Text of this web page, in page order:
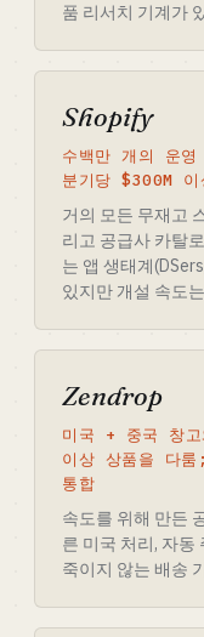
품 리서치 기계가
Shopify
수백만 개의 운
분기당 $300M
거의 모든 무재고
리고 공급사 카탈
는 앱 생태계
있지만 개설 속도
Zendrop
미국 + 중국 창
이상 상품을 다
통합
속도를 위해 만든
른 미국 처리, 자동
죽이지 않는 배송